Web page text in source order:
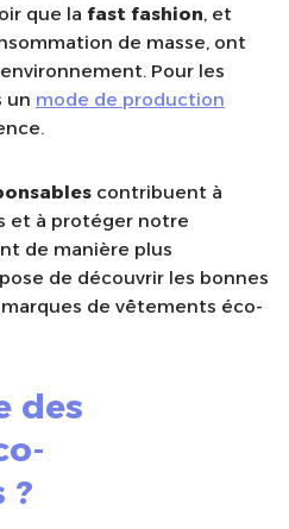
que la fast fashion, et
de masse, ont
Pour les
un mode de production
contribuent à
et à protéger notre
de manière plus
de découvrir les bonnes
de vêtements éco-
des
?